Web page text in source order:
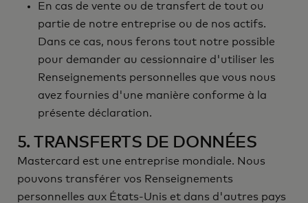
En cas de vente ou de transfert de tout ou
partie de notre entreprise ou de nos actifs.
Dans ce cas, nous ferons tout notre possible
pour demander au cessionnaire d'utiliser les
Renseignements personnelles que vous nous
avez fournies d'une manière conforme à la
présente déclaration.
5. TRANSFERTS DE DONNÉES
Mastercard est une entreprise mondiale. Nous
pouvons transférer vos Renseignements
personnelles aux États-Unis et dans d'autres pays